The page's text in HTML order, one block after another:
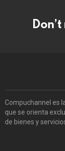
Compuchannel es
que se orienta
de bienes y